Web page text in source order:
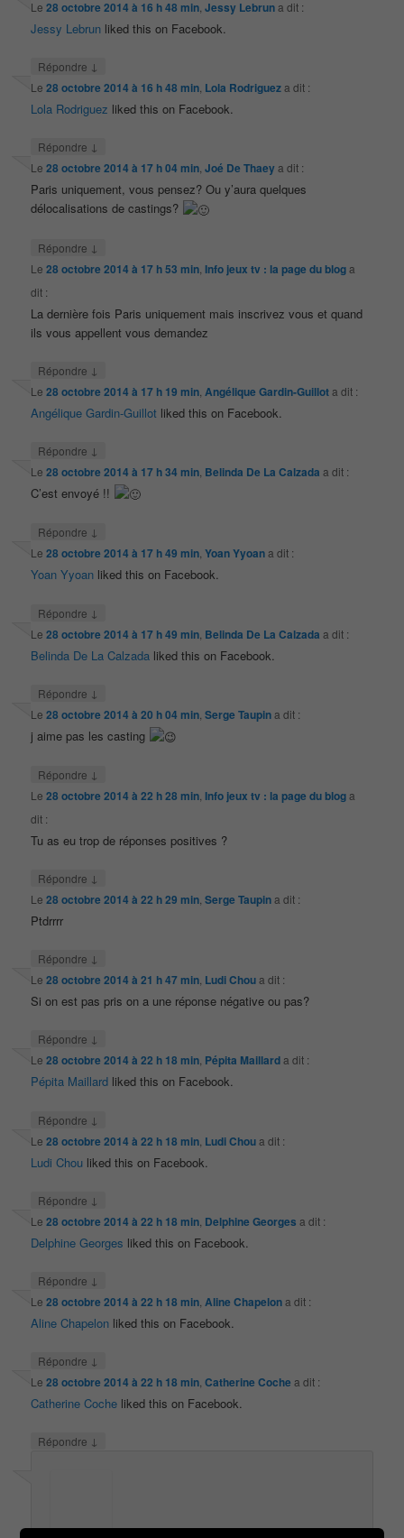
Le28 octobre 2014 à 16 h 48 min ,Jessy Lebruna dit :
Jessy Lebrun liked this on Facebook.
Répondre ↓
Le28 octobre 2014 à 16 h 48 min Lola Rodrigueza dit :
Lola Rodriguez liked this on Facebook.
Répondre ↓
Le28 octobre 2014 à 17 h 04 min ,Joé De Thaeya dit :
Paris uniquement, vous pensez? Ou y’aura quelques
délocalisations de castings?
Répondre ↓
Le28 octobre 2014 à 17 h 53 min Info jeux tv : la page du bloga
dit :
La dernière fois Paris uniquement mais inscrivez vous et quand
ils vous appellent vous demandez
Répondre ↓
Le28 octobre 2014 à 17 h 19 min Angélique Gardin-Guillota dit :
Angélique Gardin-Guillot liked this on Facebook.
Répondre ↓
Le28 octobre 2014 à 17 h 34 min Belinda De La Calzada a dit :
C’est envoyé !!
Répondre ↓
Le28 octobre 2014 à 17 h 49 min,Yoan Yyoana dit :
Yoan Yyoan liked this on Facebook.
Répondre ↓
Le28 octobre 2014 à 17 h 49 min Belinda De La Calzada a dit :
Belinda De La Calzada liked this on Facebook.
Répondre ↓
Le28 octobre 2014 à 20 h 04 min ,Serge Taupina dit :
j aime pas les casting
Répondre ↓
Le28 octobre 2014 à 22 h 28 min Info jeux tv : la page du bloga
dit :
Tu as eu trop de réponses positives ?
Répondre ↓
Le28 octobre 2014 à 22 h 29 min ,Serge Taupina dit :
Ptdrrrr
Répondre ↓
Le28 octobre 2014 à 21 h 47 min Ludi Choua dit :
Si on est pas pris on a une réponse négative ou pas?
Répondre ↓
Le28 octobre 2014 à 22 h 18 min, Pépita Maillarda dit :
Pépita Maillard liked this on Facebook.
Répondre ↓
Le28 octobre 2014 à 22 h 18 min Ludi Choua dit :
Ludi Chou liked this on Facebook.
Répondre ↓
Le28 octobre 2014 à 22 h 18 min Delphine Georges a dit :
Delphine Georges liked this on Facebook.
Répondre ↓
Le28 octobre 2014 à 22 h 18 min Aline Chapelona dit :
Aline Chapelon liked this on Facebook.
Répondre ↓
Le28 octobre 2014 à 22 h 18 min ,Catherine Coche a dit :
Catherine Coche liked this on Facebook.
Répondre ↓